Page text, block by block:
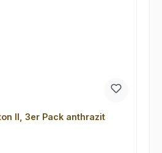
II, 3er Pack anthrazit